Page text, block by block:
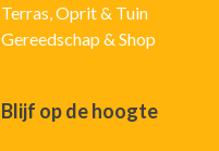
Terras, Oprit & Tuin
Gereedschap & Shop
Blijf op de hoogte